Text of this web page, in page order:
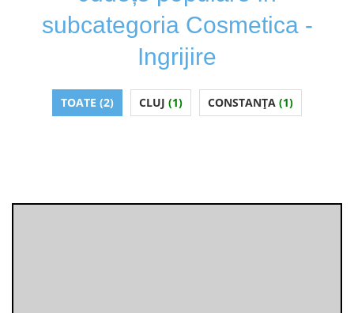
subcategoria Cosmetica -
Ingrijire
TOATE (2) CLUJ (1) CONSTANȚA (1)